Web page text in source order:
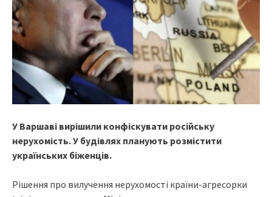
У Варшаві вирішили конфіскувати російську
нерухомість. У будівлях планують розмістити
українських біженців.
Рішення про вилучення нерухомості країни-агресорки